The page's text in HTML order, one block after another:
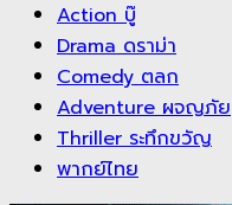
Action บู๊
Drama ดราม่า
Comedy ตลก
Adventure ผจญภัย
Thriller ระทึกขวัญ
พากย์ไทย